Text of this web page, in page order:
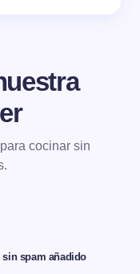
cocinar sin
spam añadido